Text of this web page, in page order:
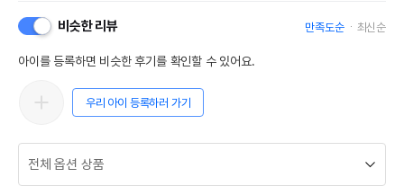
비슷한 리뷰 만족도순 최신순
아이를 등록하면 비슷한 후기를 확인할 수 있어요.
우리 아이 등록하러 가기